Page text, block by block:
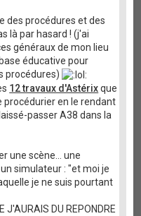
des procédures et des
là par hasard ! (j'ai
généraux de mon lieu
éducative pour
procédures)
12 travaux d'Astérixque
procédurier en le rendant
passer A38 dans la
une scène... une
simulateur : "et moi je
je ne suis pourtant
J'AURAIS DU REPONDRE